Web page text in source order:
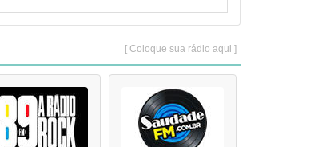
[ Coloque sua rádio aqui ]